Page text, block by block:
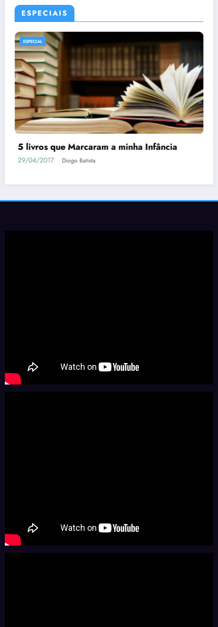
ESPECIAIS
ESPECIAL
5 livros que Marcaram a minha Infância
29/04/2017 Diogo Batista